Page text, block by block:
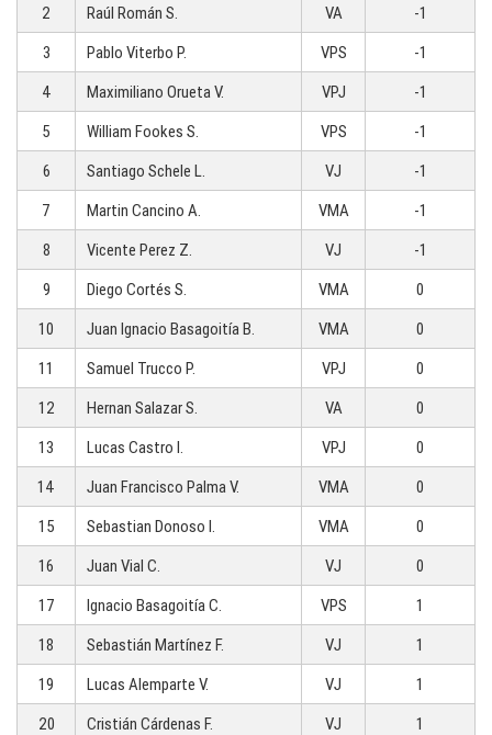
2
Raúl Román S. VA
-1
3
Pablo Viterbo P. VPS
-1
4
Maximiliano Orueta V. VPJ
-1
5
William Fookes S. VPS
-1
6
Santiago Schele L. VJ
-1
7
Martin Cancino A. VMA
-1
8
Vicente Perez Z. VJ
-1
9
Diego Cortés S. VMA
0
10
Juan Ignacio Basagoitía B. VMA
0
11
Samuel Trucco P. VPJ
0
12
Hernan Salazar S. VA
0
13
Lucas Castro I. VPJ
0
14
Juan Francisco Palma V. VMA
0
15
Sebastian Donoso I. VMA
0
16
Juan Vial C. VJ
0
17
Ignacio Basagoitía C. VPS
1
18
Sebastián Martínez F. VJ
1
19
Lucas Alemparte V. VJ
1
20
Cristián Cárdenas F. VJ
1